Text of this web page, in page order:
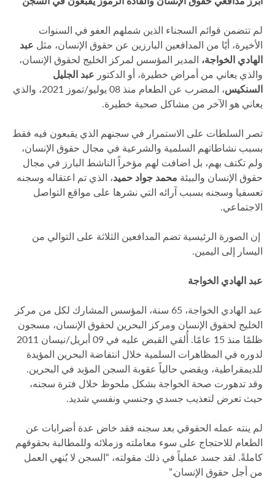
لم تتضمن قوائم السجناء الذين شملهم العفو في السنوات
الأخيرة، أيًا من المدافعين البارزين عن حقوق الإنسان، مثل عبد
الهادي الخواجة، المدير المؤسس لمركز الخليج لحقوق الإنسان،
والذي يعاني من أمراض خطيرة، أو الدكتور عبد الجليل
السنكيس
، المضرب عن الطعام منذ 08 يوليو/تموز 2021، والذي
يعاني هو الآخر من مشاكل صحية خطيرة.
تصر السلطات على الاستمرار في سجنهم الذي يقبعون فيه فقط
بسبب نشاطاتهم السلمية والشرعية في مجال حقوق الإنسان،
ولم تكتف بهم، بل اضافت لهم مؤخراً الناشط البارز في مجال
حقوق الإنسان والبيئة محمد جواد حميد، الذي تم اعتقاله وسجنه
تعسفيا وسجنه بسبب آرائه التي نشرها على مواقع التواصل
الاجتماعي.
إن الصورة الرئيسية تضم المدافعين الثلاثة على التوالي من
اليسار إلى اليمين.
عبد الهادي الخواجة
عبد الهادي الخواجة، 65 سنة، المؤسس المشارك لكل من مركز
الخليج لحقوق الإنسان ومركز البحرين لحقوق الإنسان، مسجون
ظلمًا منذ 15 عامًا. أُلقي القبض عليه في 09 أبريل/نيسان 2011
لدوره في المظاهرات السلمية خلال انتفاضة البحرين المؤيدة
للديمقراطية، ويقضي حالياً عقوبة السجن المؤبد في البحرين.
وقد تدهورت صحة الخواجة بشكل ملحوظ خلال فترة سجنه،
حيث تعرض لتعذيب جسدي وجنسي ونفسي شديد.
لم ينته عمله الحقوقي بعد سجنه فقد خاض عدة أضرابات عن
الطعام للاحتجاج على سوء معاملته وزملائه وللمطالبة بحقوقهم
كاملةً. لقد جسد عملياً في ذلك مقولته، “السجن لا يُنهي العمل
من أجل حقوق الإنسان.”